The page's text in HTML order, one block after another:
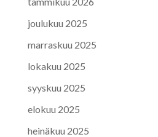
joulukuu 2025
marraskuu 2025
lokakuu 2025
syyskuu 2025
elokuu 2025
heinäkuu 2025